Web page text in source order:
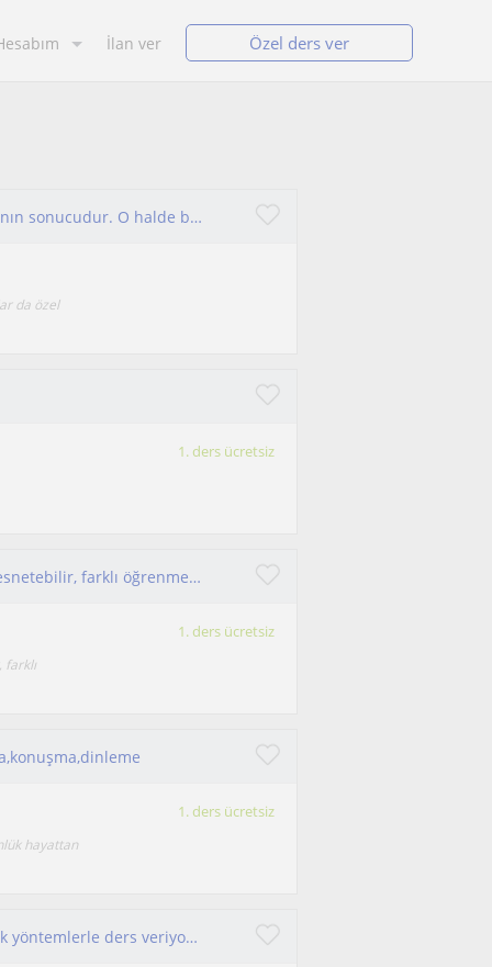
İlan ver Özel ders ver
Elbette ki hiçbir başarı tesadüf değil, doğru planın sonucudur. O halde beraber planlamaya ne dersin?
da özel
1. ders ücretsiz
Ders planlarını öğrencilerin ihtiyaçlarına göre esnetebilir, farklı öğrenme stillerine uygun yöntemler geliştirebiliriz
1. ders ücretsiz
farklı
1. ders ücretsiz
hayattan
Üniversite öğrencisi olarak güncel bilgi ve pratik yöntemlerle ders veriyorum. Öğrenciye uygun ve keyifli dersler sunuyorum.